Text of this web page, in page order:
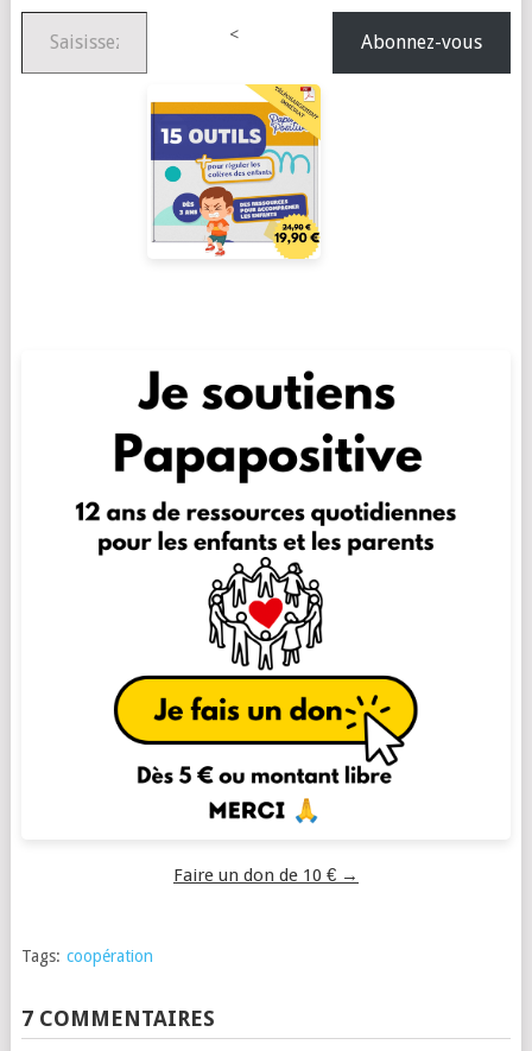
Saisissez votre adresse e-mail…
<
Abonnez-vous
Faire un don de 10 € →
Tags: coopération
7 COMMENTAIRES